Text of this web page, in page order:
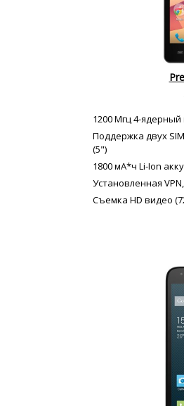
1200 Мгц 4-ядерный
Поддержка двух
(5")
1800 мА*ч Li-Ion
Установленная
Съемка HD видео